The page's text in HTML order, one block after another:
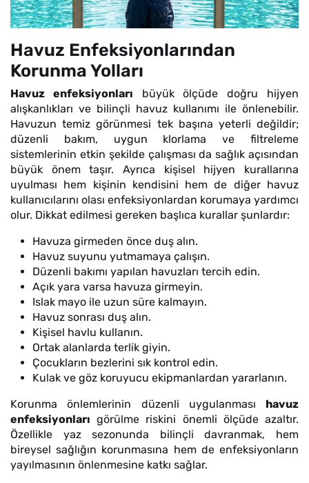
Havuz Enfeksiyonlarından
Korunma Yolları
Havuz enfeksiyonları büyük ölçüde doğru hijyen
alışkanlıkları ve bilinçli havuz kullanımı ile önlenebilir.
Havuzun temiz görünmesi tek başına yeterli değildir;
düzenli bakım, uygun klorlama ve filtreleme
sistemlerinin etkin şekilde çalışması da sağlık açısından
büyük önem taşır. Ayrıca kişisel hijyen kurallarına
uyulması hem kişinin kendisini hem de diğer havuz
kullanıcılarını olası enfeksiyonlardan korumaya yardımcı
olur. Dikkat edilmesi gereken başlıca kurallar şunlardır:
Havuza girmeden önce duş alın.
Havuz suyunu yutmamaya çalışın.
Düzenli bakımı yapılan havuzları tercih edin.
Açık yara varsa havuza girmeyin.
Islak mayo ile uzun süre kalmayın.
Havuz sonrası duş alın.
Kişisel havlu kullanın.
Ortak alanlarda terlik giyin.
Çocukların bezlerini sık kontrol edin.
Kulak ve göz koruyucu ekipmanlardan yararlanın.
Korunma önlemlerinin düzenli uygulanması havuz
enfeksiyonları görülme riskini önemli ölçüde azaltır.
Özellikle yaz sezonunda bilinçli davranmak, hem
bireysel sağlığın korunmasına hem de enfeksiyonların
yayılmasının önlenmesine katkı sağlar.